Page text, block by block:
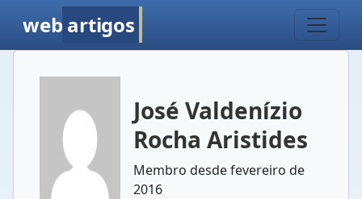
web artigos
José Valdenízio
Rocha Aristides
Membro desde fevereiro de
2016